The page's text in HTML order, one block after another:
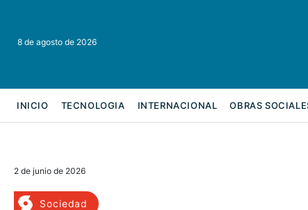
8 de agosto de 2026
INICIO TECNOLOGIA INTERNACIONAL OBRAS
2 de junio de 2026
Sociedad